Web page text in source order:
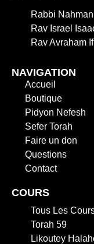
Rabbi Nahman
Rav Israel
Rav Avraham
NAVIGATION
Accueil
Boutique
Pidyon Nefesh
Sefer Torah
Faire un don
Questions
Contact
COURS
Tous Les
Torah 59
Likoutey